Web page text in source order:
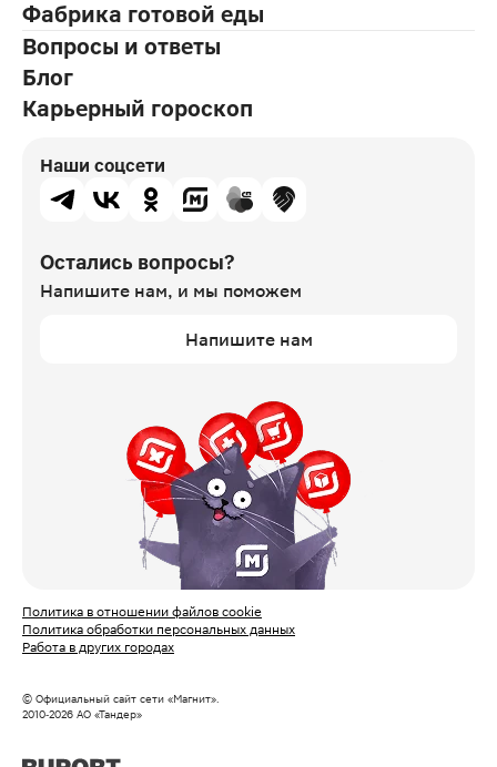
Фабрика готовой еды
Вопросы и ответы
Блог
Карьерный гороскоп
Наши соцсети
Остались вопросы?
Напишите нам, и мы поможем
Напишите нам
Политика в отношении файлов cookie
Политика обработки персональных данных
Работа в других городах
© Официальный сайт сети «Магнит».
2010‑2026 АО «Тандер»